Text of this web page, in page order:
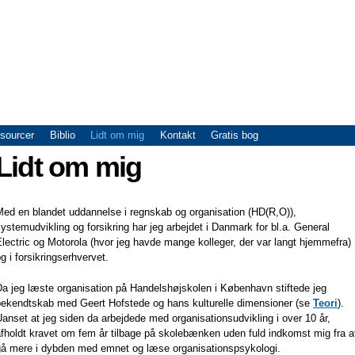
Biblio Lidt om mig Kontakt Gratis bog
om mig
en blandet uddannelse i regnskab og organisation (HD(R,O)),
og forsikring har jeg arbejdet i Danmark for bl.a. General
og Motorola (hvor jeg havde mange kolleger, der var langt hjemmefra)
i forsikringserhvervet.
jeg læste organisation på Handelshøjskolen i København stiftede jeg
med Geert Hofstede og hans kulturelle dimensioner (se Teori).
at jeg siden da arbejdede med organisationsudvikling i over 10 år,
kravet om fem år tilbage på skolebænken uden fuld indkomst mig fra
mere i dybden med emnet og læse organisationspsykologi.